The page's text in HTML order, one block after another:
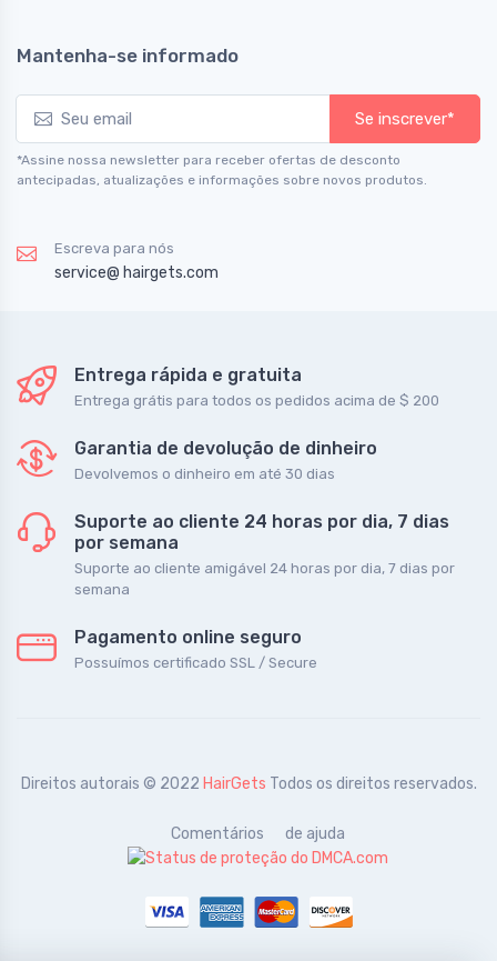
Mantenha-se informado
Se inscrever*
*Assine nossa newsletter para receber ofertas de desconto
antecipadas, atualizações e informações sobre novos produtos.
Escreva para nós
service@ hairgets.com
Entrega rápida e gratuita
Entrega grátis para todos os pedidos acima de $ 200
Garantia de devolução de dinheiro
Devolvemos o dinheiro em até 30 dias
Suporte ao cliente 24 horas por dia, 7 dias
por semana
Suporte ao cliente amigável 24 horas por dia, 7 dias por
semana
Pagamento online seguro
Possuímos certificado SSL / Secure
Direitos autorais © 2022 HairGets Todos os direitos reservados.
Comentários de ajuda